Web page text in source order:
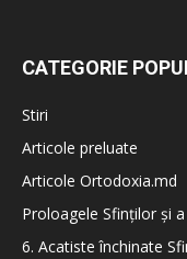
CATEGORIE
Stiri
Articole preluate
Articole Ortodoxia.md
Proloagele Sfinților și
6. Acatiste închinate